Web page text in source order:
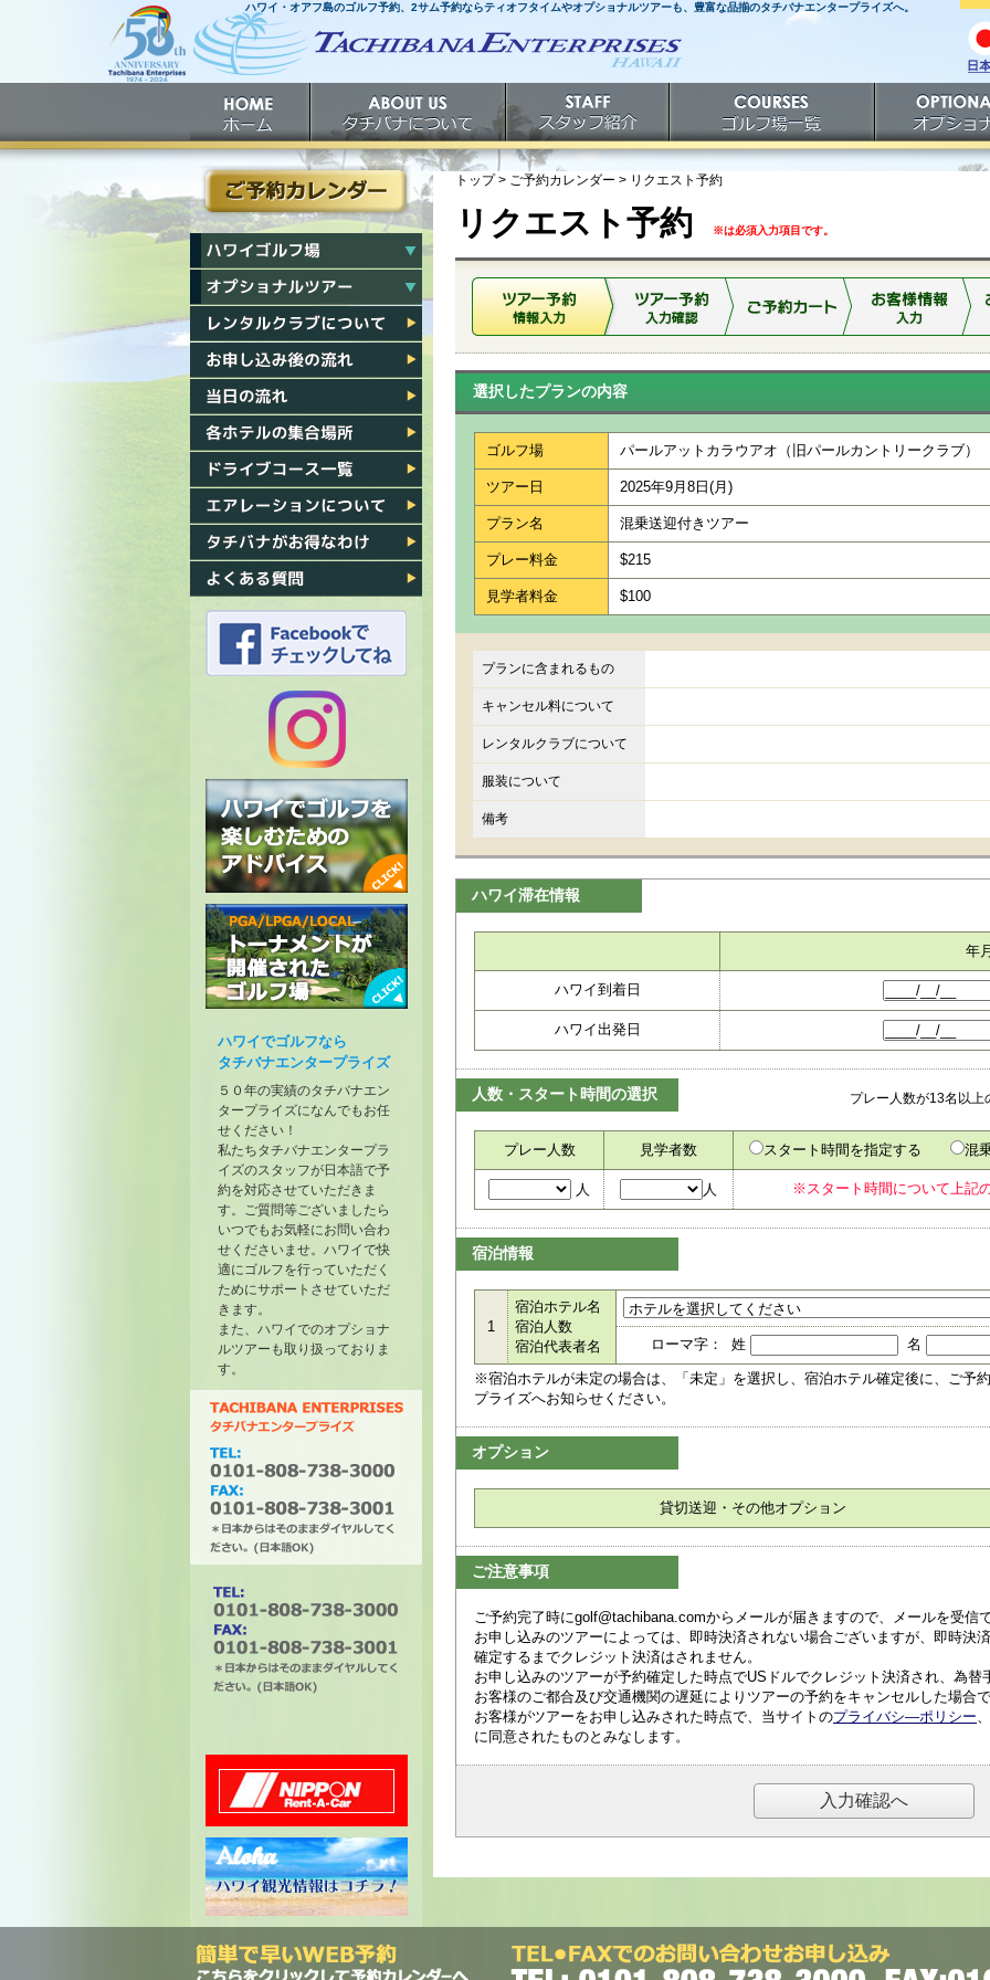
ハワイ・オアフ島のゴルフ予約、2サム予約ならティオフタイムやオプショナルツアーも、豊富な品揃のタチバナエンタープライズへ。
日
語
ホーム タチバナについて スタッフ紹介 ゴルフ場一覧 オプショナルツ
ご予約カレンダー
ハワイゴルフ場一覧
ハワイオプショナルツアー一覧
レンタルクラブについて
お申し込み後の流れ
当日の流れ
各ホテル集合場所
各ゴルフ場への行き方
エアレーション
タチバナがお得なわけ
よくある質問
タチバナのFacebook
タチバナの
Instagram
ハワイでゴルフを楽しむための
アドバイス
フ場
ハワイでゴルフなら
タチバナエンタープライズ
５０年の実績のタチバナエン
タープライズになんでもお任
せください！
私たちタチバナエンタープラ
イズのスタッフが日本語で予
約を対応させていただきま
す。ご質問等ございましたら
いつでもお気軽にお問い合わ
せくださいませ。ハワイで快
適にゴルフを行っていただく
ためにサポートさせていただ
きます。
また、ハワイでのオプショナ
ルツアーも取り扱っておりま
す。
タチバナエンタープライズ
ださい。(日本語OK)
ニッポンレンタカー
ハワイ州観光局
トップ> ご予約カレンダー > リクエスト予約
リクエスト予約 ※は必須入力項目です。
選択したプランの内容
ゴルフ場 パールアットカラウアオ（旧パールカントリークラブ）
ツアー日 2025年9月8日(月)
プラン名 混乗送迎付きツアー
プレー料金 $215
見学者料金 $100
プランに含まれるもの
キャンセル料について
レンタルクラブについて
服装について
備考
ハワイ滞在情報
年
ハワイ到着日
ハワイ出発日
人数・スタート時間の選択 プレー人数が13名以
プレー人数 見学者数 スタート時間を指定する 混
人 人 ※スタート時間について上記
宿泊情報
1
宿泊ホテル名
宿泊人数
宿泊代表者名
ローマ字： 姓 名
※宿泊ホテルが未定の場合は、「未定」を選択し、宿泊ホテル確定後に、ご予
プライズへお知らせください。
オプション
貸切送迎・その他オプション
ご注意事項
ご予約完了時にgolf@tachibana.comからメールが届きますので、メールを受信
お申し込みのツアーによっては、即時決済されない場合ございますが、即時決
確定するまでクレジット決済はされません。
お申し込みのツアーが予約確定した時点でUSドルでクレジット決済され、為
お客様のご都合及び交通機関の遅延によりツアーの予約をキャンセルした場合
お客様がツアーをお申し込みされた時点で、当サイトのプライバシ―ポリシー、
に同意されたものとみなします。